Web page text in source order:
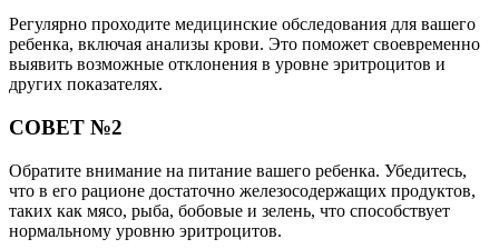
Регулярно проходите медицинские обследования для вашего
ребенка, включая анализы крови. Это поможет своевременно
выявить возможные отклонения в уровне эритроцитов и
других показателях.
СОВЕТ №2
Обратите внимание на питание вашего ребенка. Убедитесь,
что в его рационе достаточно железосодержащих продуктов,
таких как мясо, рыба, бобовые и зелень, что способствует
нормальному уровню эритроцитов.